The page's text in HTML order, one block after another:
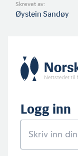
Skrevet av:
Øystein Sandøy
Logg inn